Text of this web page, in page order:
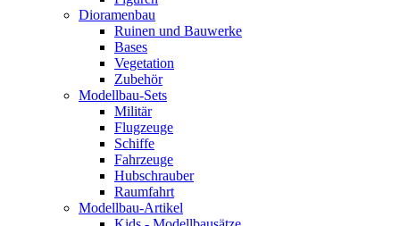
Dioramenbau
Ruinen und Bauwerke
Bases
Vegetation
Zubehör
Modellbau-Sets
Militär
Flugzeuge
Schiffe
Fahrzeuge
Hubschrauber
Raumfahrt
Modellbau-Artikel